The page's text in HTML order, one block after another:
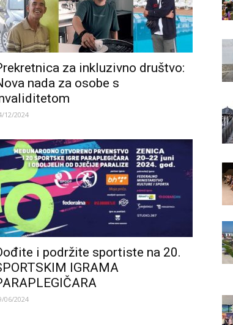
za inkluzivno društvo:
nada za osobe s
12/2024
i podržite sportiste na 20.
IGRAMA
06/2024